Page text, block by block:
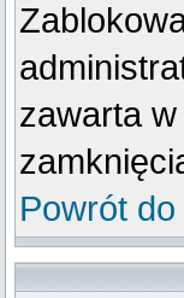
zawarta
Powrót